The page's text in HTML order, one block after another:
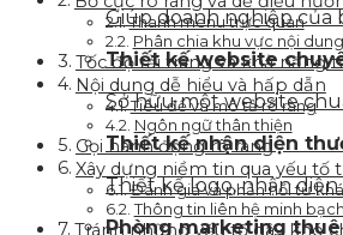
Giúp doanh nghiệp
Thiết kế website
Sở hữu một website
Thiết kế nhận diện
Thiết kế logo, nhận
Phòng marketing
Thanh menu trực quan
Phân chia khu vực nội
Tốc độ tải trang và khả năng
Nội dung dễ hiểu và hấp dẫn
Tiêu đề và mô tả rõ ràng
Ngôn ngữ thân thiện
Gọi hành động rõ ràng
Xây dựng niềm tin qua yếu tố
Đánh giá và phản hồi từ
Thông tin liên hệ minh bạch
Tránh những yếu tố gây khó